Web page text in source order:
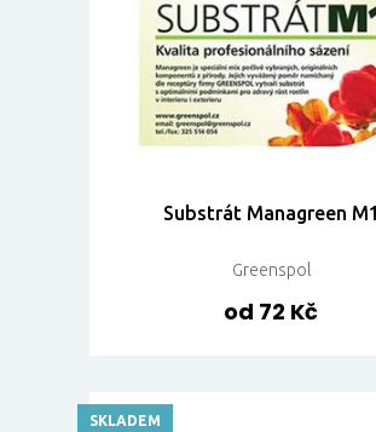
Substrát Managreen M1
Greenspol
od 72 Kč
SKLADEM